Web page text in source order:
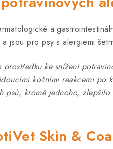
a
jsou pro psy s alergiemi
ke snížení
kožními reakcemi po
psů, kromě jednoho,
Skin &